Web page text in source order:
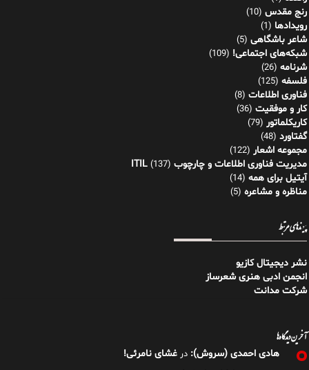
رنج مقدس (10)
رویدادها (1)
شاعر باشگاهی (5)
شبکه‌های اجتماعی! (109)
شرنامه (26)
فلسفه (125)
فناوری اطلاعات (8)
کار و موفقیت (36)
کاریکلماتور (79)
گفتاورد (48)
مجموعه اشعار (122)
مدیریت فناوری اطلاعات و چارچوب ITIL (137)
آیتیل برای همه (14)
مناظره و مشاعره (5)
پیوندهای مرتبط
نشر دیجیتال کازیو
انجمن ادبی هنری شعرساز
شرکت مدانت
آخرین دیدگاه‌ها
هادی احمدی (سروش): در غشای نامرئی!